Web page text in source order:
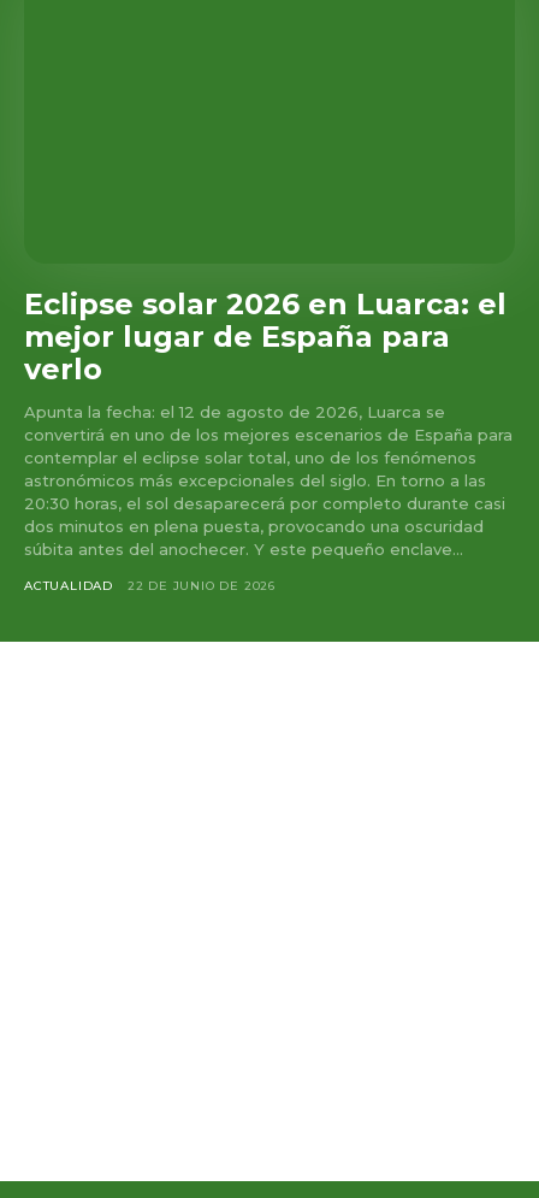
Eclipse solar 2026 en Luarca: el
mejor lugar de España para
verlo
Apunta la fecha: el 12 de agosto de 2026, Luarca se
convertirá en uno de los mejores escenarios de España para
contemplar el eclipse solar total, uno de los fenómenos
astronómicos más excepcionales del siglo. En torno a las
20:30 horas, el sol desaparecerá por completo durante casi
dos minutos en plena puesta, provocando una oscuridad
súbita antes del anochecer. Y este pequeño enclave...
ACTUALIDAD 22 DE JUNIO DE 2026